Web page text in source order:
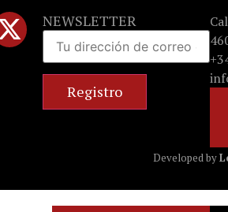
NEWSLETTER
Developed by